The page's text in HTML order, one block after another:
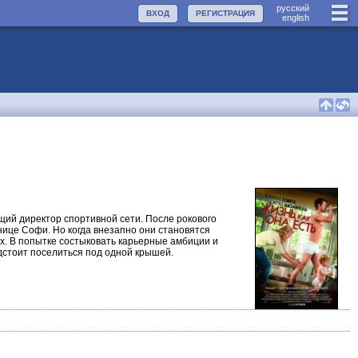
руccкий
english
РЕГИСТРАЦИЯ
ВХОД
директор спортивной сети. После рокового
Софи. Но когда внезапно они становятся
В попытке состыковать карьерные амбиции и
поселиться под одной крышей.